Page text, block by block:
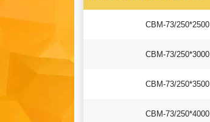
СВМ-73/250*2500
СВМ-73/250*3000
СВМ-73/250*3500
СВМ-73/250*4000